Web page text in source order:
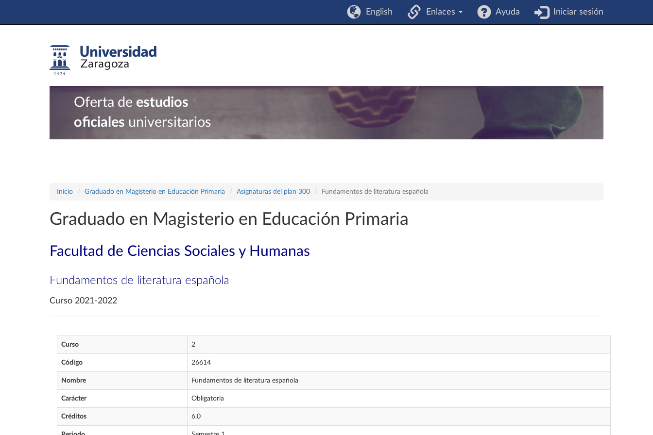
English Enlaces Ayuda Iniciar sesión
Oferta de estudios
oficiales universitarios
Inicio Graduado en Magisterio en Educación Primaria Asignaturas del plan 300 Fundamentos de literatura española
Graduado en Magisterio en Educación Primaria
Facultad de Ciencias Sociales y Humanas
Fundamentos de literatura española
Curso 2021-2022
Curso 2
Código 26614
Nombre Fundamentos de literatura española
Carácter Obligatoria
Créditos 6,0